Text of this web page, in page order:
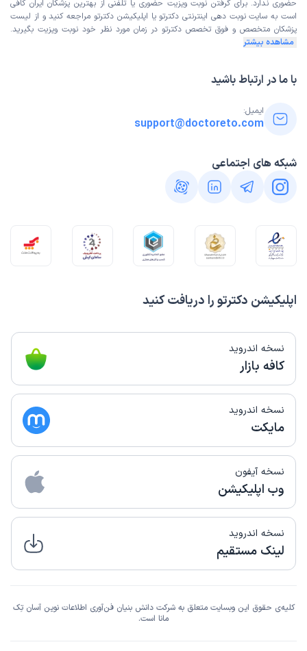
اپلیکیشن دکترتو را دریافت کنید
نسخه اندروید
کافه بازار
نسخه اندروید
مایکت
نسخه آیفون
وب اپلیکیشن
نسخه اندروید
لینک مستقیم
حضوری ندارد. برای گرفتن نوبت ویزیت حضوری یا تلفنی از بهترین پزشکان ایران کافی
است به سایت نوبت دهی اینترنتی دکترتو یا اپلیکیشن دکترتو مراجعه کنید و از لیست
پزشکان متخصص و فوق تخصص دکترتو در زمان مورد نظر خود نوبت ویزیت بگیرید.
مشاهده بیشتر
با ما در ارتباط باشید
ایمیل:
support@doctoreto.com
شبکه های اجتماعی
کلیه‌ی حقوق این وبسایت متعلق به شرکت دانش بنیان فن‌آوری اطلاعات نوین آسان تِک
مانا است.